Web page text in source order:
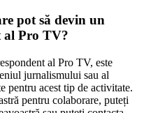
pot să devin un
al Pro TV?
al Pro TV, este
jurnalismului sau al
pentru acest tip de activitate.
pentru colaborare, puteți